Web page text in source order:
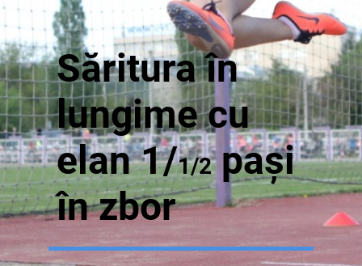
Săritura în
lungime cu
elan 1/1/2pași
în zbor